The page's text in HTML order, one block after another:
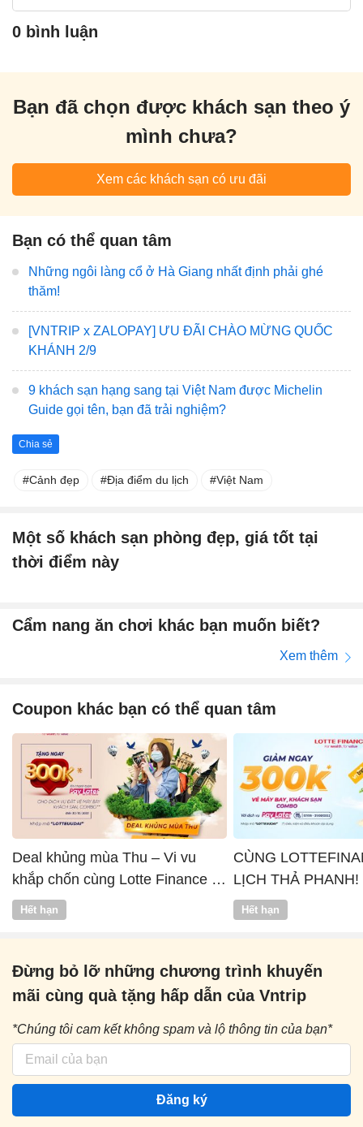
0 bình luận
Bạn đã chọn được khách sạn theo ý
mình chưa?
Xem các khách sạn có ưu đãi
Bạn có thể quan tâm
Những ngôi làng cổ ở Hà Giang nhất định phải ghé
thăm!
[VNTRIP x ZALOPAY] ƯU ĐÃI CHÀO MỪNG QUỐC
KHÁNH 2/9
9 khách sạn hạng sang tại Việt Nam được Michelin
Guide gọi tên, bạn đã trải nghiệm?
Chia sẻ
Cảnh đẹp Địa điểm du lịch Việt Nam
Một số khách sạn phòng đẹp, giá tốt tại
thời điểm này
Cẩm nang ăn chơi khác bạn muốn biết?
Xem thêm
Coupon khác bạn có thể quan tâm
Deal khủng mùa Thu – Vi vu
khắp chốn cùng Lotte Finance x
Vntrip
Hết hạn
CÙNG
LỊCH THẢ PHANH!
Hết hạn
Đừng bỏ lỡ những chương trình khuyến
mãi cùng quà tặng hấp dẫn của Vntrip
*Chúng tôi cam kết không spam và lộ thông tin của bạn*
Đăng ký